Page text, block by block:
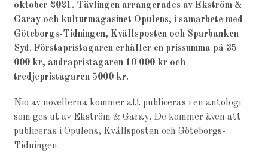
oktober 2021. Tävlingen arrangerades av Ekström &
Garay och kulturmagasinet Opulens, i samarbete med
Göteborgs-Tidningen, Kvällsposten och Sparbanken
Syd. Förstapristagaren erhåller en prissumma på 35
000 kr, andrapristagaren 10 000 kr och
tredjepristagaren 5000 kr.
Nio av novellerna kommer att publiceras i en antologi
som ges ut av Ekström & Garay. De kommer även att
publiceras i Opulens, Kvällsposten och Göteborgs-
Tidningen.